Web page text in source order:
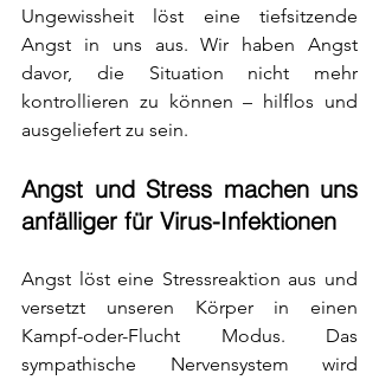
Ungewissheit löst eine tiefsitzende
Angst in uns aus. Wir haben Angst
davor, die Situation nicht mehr
kontrollieren zu können – hilflos und
ausgeliefert zu sein.
Angst und Stress machen uns
anfälliger für Virus-Infektionen
Angst löst eine Stressreaktion aus und
versetzt unseren Körper in einen
Kampf-oder-Flucht Modus. Das
sympathische Nervensystem wird